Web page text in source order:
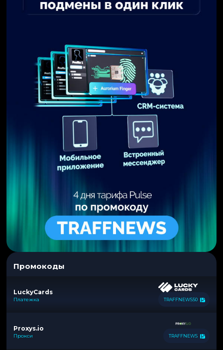
Промокоды
LuckyCards
Платежка TRAFFNEWS50
Proxys.io
Прокси TRAFFNEWS